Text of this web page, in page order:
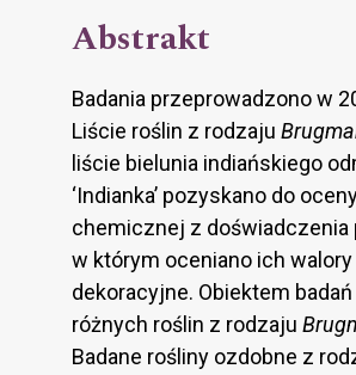
Abstrakt
Badania przeprowadzono w
Liście roślin z rodzaju
liście bielunia indiańskiego
‘Indianka’ pozyskano do
chemicznej z doświadczenia
w którym oceniano ich walory
dekoracyjne. Obiektem badań
różnych roślin z rodzaju
Badane rośliny ozdobne z